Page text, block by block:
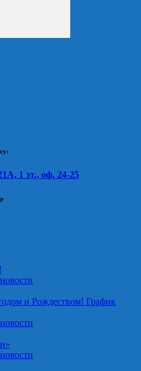
1 эт., оф. 24-25
и Рождеством! График